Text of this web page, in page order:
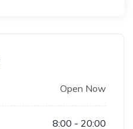
Open Now
8:00 - 20:00